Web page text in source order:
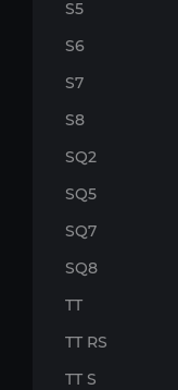
S5
S6
S7
S8
SQ2
SQ5
SQ7
SQ8
TT
TT RS
TT S